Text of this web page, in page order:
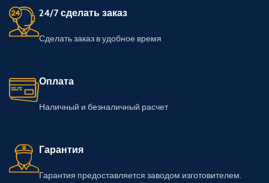
24/7 сделать заказ
Сделать заказ в удобное время
Оплата
Наличный и безналичный расчет
Гарантия
Гарантия предоставляется заводом изготовителем.